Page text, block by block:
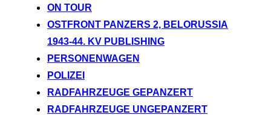
ON TOUR
OSTFRONT PANZERS 2, BELORUSSIA
1943-44. KV PUBLISHING
PERSONENWAGEN
POLIZEI
RADFAHRZEUGE GEPANZERT
RADFAHRZEUGE UNGEPANZERT